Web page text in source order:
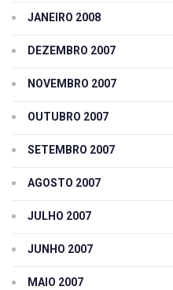
JANEIRO 2008
DEZEMBRO 2007
NOVEMBRO 2007
OUTUBRO 2007
SETEMBRO 2007
AGOSTO 2007
JULHO 2007
JUNHO 2007
MAIO 2007